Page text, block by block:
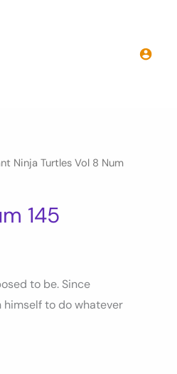
Ninja Turtles Vol 8 Num
145
to be. Since
to do whatever